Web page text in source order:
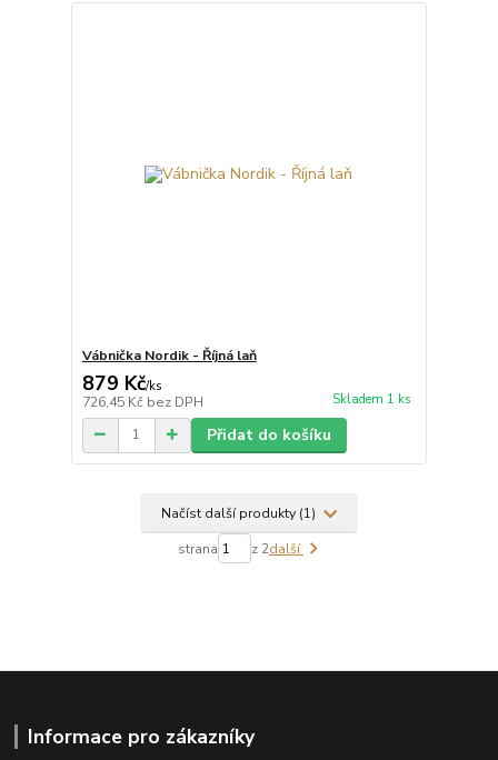
Vábnička Nordik - Říjná laň
879 Kč/ks
726,45 Kč bez DPH Skladem 1 ks
Přidat do košíku
Načíst další produkty (1)
strana z 2další
Informace pro zákazníky